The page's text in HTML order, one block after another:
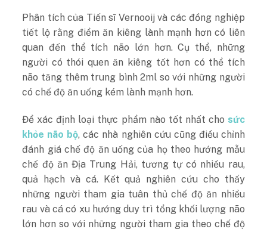
Phân tích của Tiến sĩ Vernooij và các đồng nghiệp
tiết lộ rằng điểm ăn kiêng lành mạnh hơn có liên
quan đến thể tích não lớn hơn. Cụ thể, những
người có thói quen ăn kiêng tốt hơn có thể tích
não tăng thêm trung bình 2ml so với những người
có chế độ ăn uống kém lành mạnh hơn.
Để xác định loại thực phẩm nào tốt nhất cho sức
khỏe não bộ, các nhà nghiên cứu cũng điều chỉnh
đánh giá chế độ ăn uống của họ theo hướng mẫu
chế độ ăn Địa Trung Hải, tương tự có nhiều rau,
quả hạch và cá. Kết quả nghiên cứu cho thấy
những người tham gia tuân thủ chế độ ăn nhiều
rau và cá có xu hướng duy trì tổng khối lượng não
lớn hơn so với những người tham gia theo chế độ